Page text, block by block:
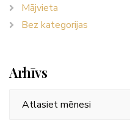
Mājvieta
Bez kategorijas
Arhīvs